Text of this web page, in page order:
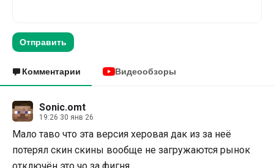
Отправить
Комментарии Видеообзоры
Sonic.omt
19:26 30 янв 26
Мало таво что эта версия херовая дак из за неё
потерял скин скины вообще не загружаются рынок